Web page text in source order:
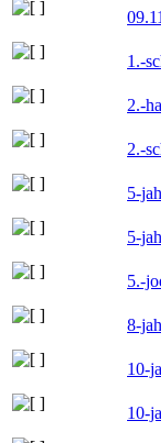
1.-
2.-
2.-
5-
5-
5.-
8-
10-
10-